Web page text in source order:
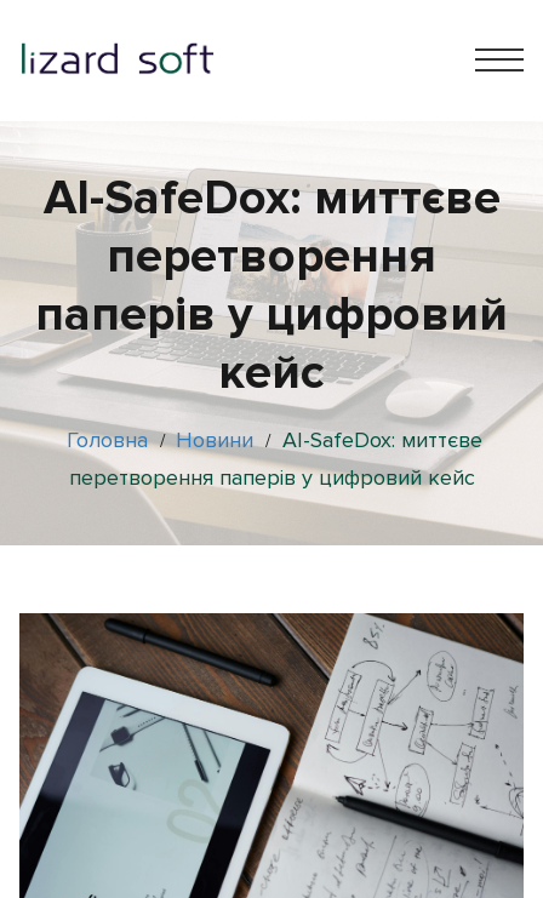
АІ-SafeDox: миттєве
перетворення
паперів у цифровий
кейс
Головна / Новини / АІ-SafeDox: миттєве
перетворення паперів у цифровий кейс